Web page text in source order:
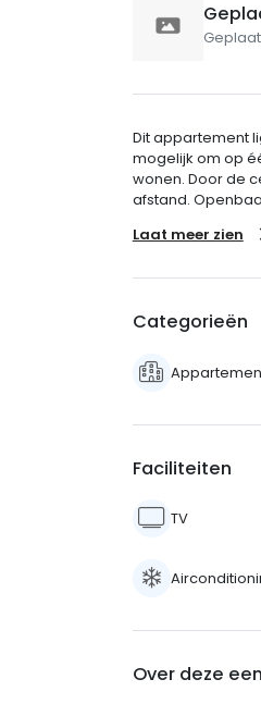
Dit appartement
mogelijk om op
wonen. Door de
afstand.
Laat meer zien
Categorieën
Faciliteiten
TV
Over deze